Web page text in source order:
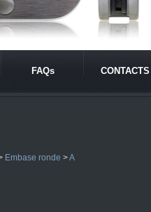
FAQs CONTACTS
Embase ronde >A